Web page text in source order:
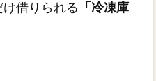
借りられる 「冷凍庫